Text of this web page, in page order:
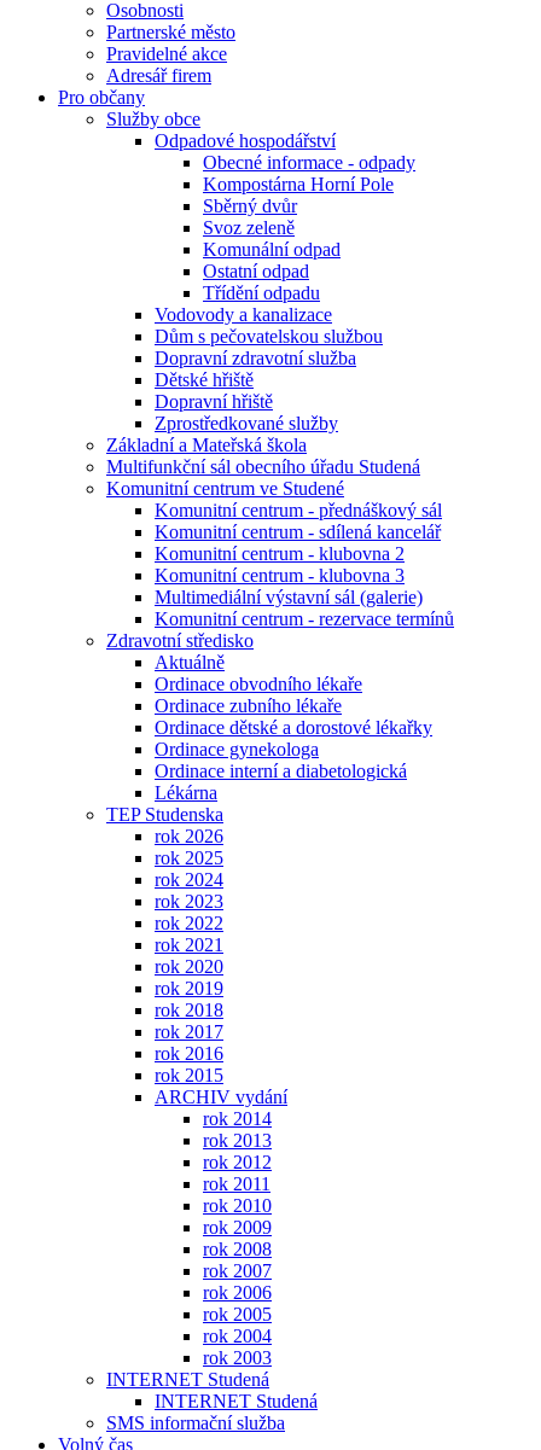
Osobnosti
Partnerské město
Pravidelné akce
Adresář firem
Pro občany
Služby obce
Odpadové hospodářství
Obecné informace - odpady
Kompostárna Horní Pole
Sběrný dvůr
Svoz zeleně
Komunální odpad
Ostatní odpad
Třídění odpadu
Vodovody a kanalizace
Dům s pečovatelskou službou
Dopravní zdravotní služba
Dětské hřiště
Dopravní hřiště
Zprostředkované služby
Základní a Mateřská škola
Multifunkční sál obecního úřadu Studená
Komunitní centrum ve Studené
Komunitní centrum - přednáškový sál
Komunitní centrum - sdílená kancelář
Komunitní centrum - klubovna 2
Komunitní centrum - klubovna 3
Multimediální výstavní sál (galerie)
Komunitní centrum - rezervace termínů
Zdravotní středisko
Aktuálně
Ordinace obvodního lékaře
Ordinace zubního lékaře
Ordinace dětské a dorostové lékařky
Ordinace gynekologa
Ordinace interní a diabetologická
Lékárna
TEP Studenska
rok 2026
rok 2025
rok 2024
rok 2023
rok 2022
rok 2021
rok 2020
rok 2019
rok 2018
rok 2017
rok 2016
rok 2015
ARCHIV vydání
rok 2014
rok 2013
rok 2012
rok 2011
rok 2010
rok 2009
rok 2008
rok 2007
rok 2006
rok 2005
rok 2004
rok 2003
INTERNET Studená
INTERNET Studená
SMS informační služba
Volný čas